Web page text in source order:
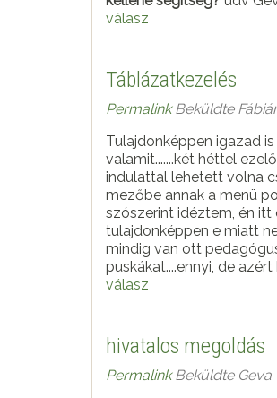
válasz
Táblázatkezelés
Permalink Beküldte
Tulajdonképpen igazad
valamit.......két héttel
indulattal lehetett volna
mezőbe annak a menü
szószerint idéztem, én itt
tulajdonképpen e miatt
mindig van ott
puskákat....ennyi, de
válasz
hivatalos megoldás
Permalink Beküldte Geva